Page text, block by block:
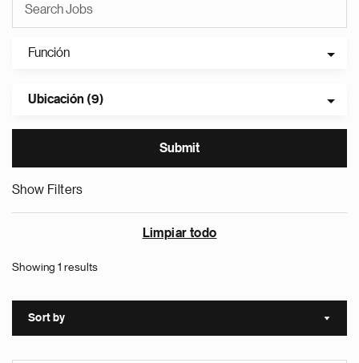
Función
Ubicación (9)
Show Filters
Limpiar todo
Showing 1 results
Sort by Sort